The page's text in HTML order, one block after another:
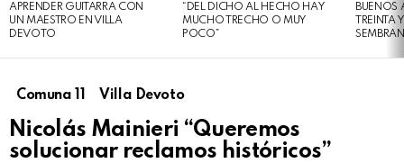
APRENDER GUITARRA CON
UN MAESTRO EN VILLA
DEVOTO
“DEL DICHO AL HECHO HAY
MUCHO TRECHO O MUY
POCO”
BUENOS
Comuna 11 Villa Devoto
Nicolás Mainieri “Queremos
solucionar reclamos históricos”